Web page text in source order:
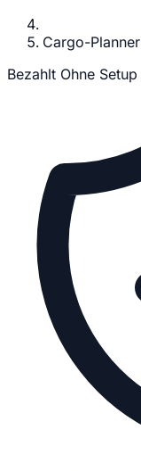
Cargo-Planner
Bezahlt Ohne Setup